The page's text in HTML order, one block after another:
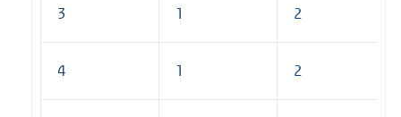
3 1 2
4 1 2